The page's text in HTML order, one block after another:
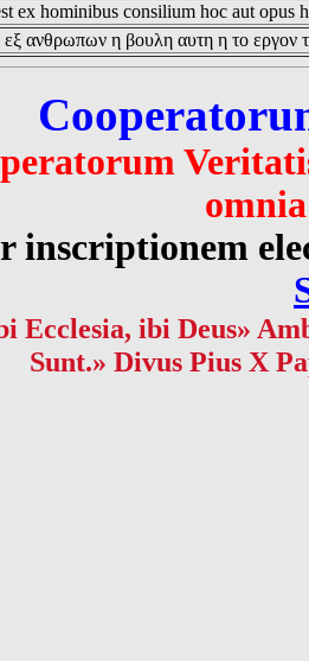
ex hominibus consilium hoc aut opus
εξ ανθρωπων η βουλη αυτη η το εργον
inscriptionem
Ecclesia, ibi Deus»
Sunt.» Divus Pius X